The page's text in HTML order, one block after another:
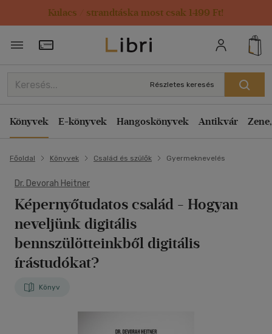
Kulacs / strandtáska most csak 1499 Ft!
Törzsvásárlói Kártya adatai
Részletes keresés
Könyvek E-könyvek Hangoskönyvek Antikvár
Főoldal Könyvek Család és szülők Gyermeknevelés
Dr. Devorah Heitner
Képernyőtudatos család - Hogyan
neveljünk digitális
bennszülötteinkből digitális
írástudókat?
Könyv